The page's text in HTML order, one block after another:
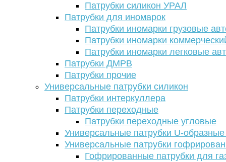
Патрубки силикон УРАЛ
Патрубки для иномарок
Патрубки иномарки грузовые
Патрубки иномарки
Патрубки иномарки легковые
Патрубки ДМРВ
Патрубки прочие
Универсальные патрубки силикон
Патрубки интеркуллера
Патрубки переходные
Патрубки переходные угловые
Универсальные патрубки U-
Универсальные патрубки
Гофрированные патрубки для